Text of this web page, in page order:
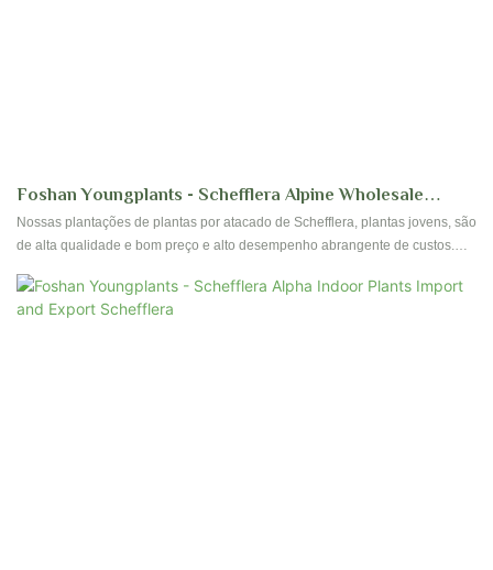
Foshan Youngplants - Schefflera Alpine Wholesale
Plantlets Cultura De Tecidos Plantas Jovens Schefflera
Nossas plantações de plantas por atacado de Schefflera, plantas jovens, são
de alta qualidade e bom preço e alto desempenho abrangente de custos.